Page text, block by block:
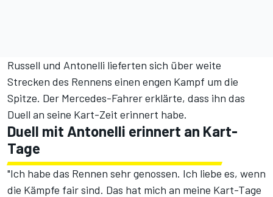
Russell und Antonelli lieferten sich über weite
Strecken des Rennens einen engen Kampf um die
Spitze. Der Mercedes-Fahrer erklärte, dass ihn das
Duell an seine Kart-Zeit erinnert habe.
Duell mit Antonelli erinnert an Kart-
Tage
"Ich habe das Rennen sehr genossen. Ich liebe es, wenn
die Kämpfe fair sind. Das hat mich an meine Kart-Tage